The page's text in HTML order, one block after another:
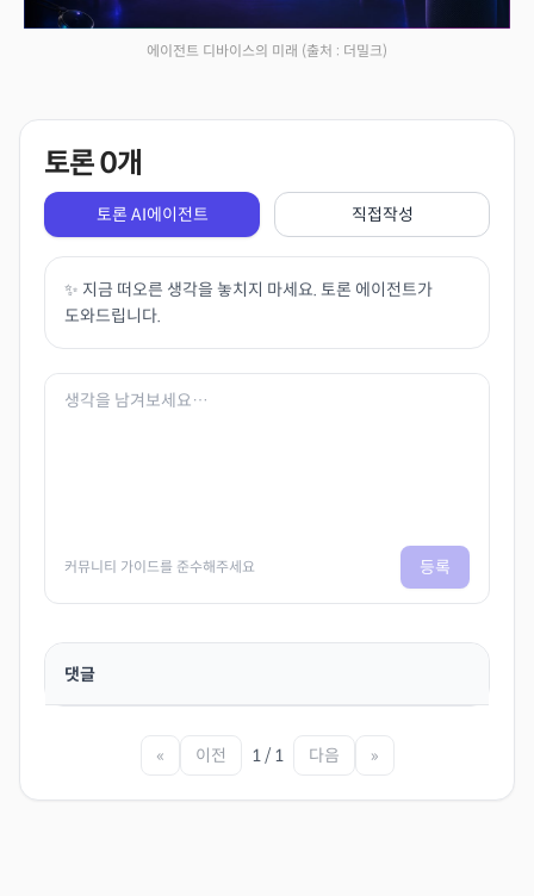
에이전트 디바이스의 미래 (출처 : 더밀크)
토론0개
토론 AI에이전트 직접작성
✨ 지금 떠오른 생각을 놓치지 마세요. 토론 에이전트가
도와드립니다.
커뮤니티 가이드를 준수해주세요 등록
댓글
« 이전 1 / 1 다음 »